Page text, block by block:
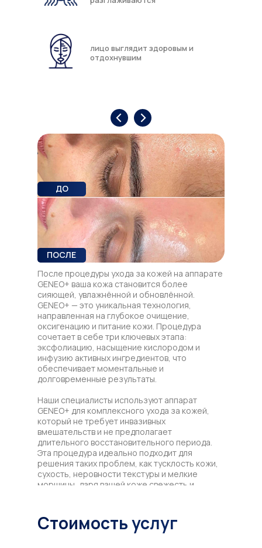
лицо выглядит здоровым и
отдохнувшим
После процедуры ухода за кожей на аппарате
GENEO+ ваша кожа становится более
сияющей, увлажнённой и обновлённой.
GENEO+ — это уникальная технология,
направленная на глубокое очищение,
оксигенацию и питание кожи. Процедура
сочетает в себе три ключевых этапа:
эксфолиацию, насыщение кислородом и
инфузию активных ингредиентов, что
обеспечивает моментальные и
долговременные результаты.
Наши специалисты используют аппарат
GENEO+ для комплексного ухода за кожей,
который не требует инвазивных
вмешательств и не предполагает
длительного восстановительного периода.
Эта процедура идеально подходит для
решения таких проблем, как тусклость кожи,
сухость, неровности текстуры и мелкие
морщины, даря вашей коже свежесть и
ДО
ПОСЛЕ
Стоимость услуг